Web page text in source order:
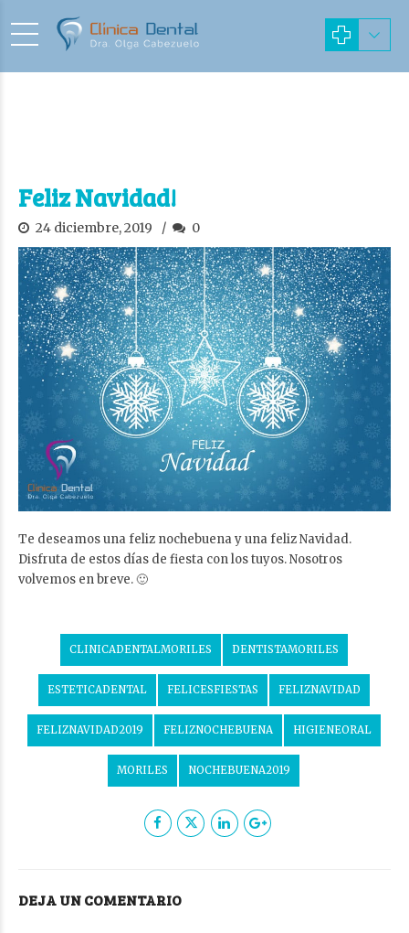
Feliz Navidad!
24 diciembre, 2019 0
Te deseamos una feliz nochebuena y una feliz Navidad.
Disfruta de estos días de fiesta con los tuyos. Nosotros
volvemos en breve. 🙂
CLINICADENTALMORILES DENTISTAMORILES
ESTETICADENTAL FELICESFIESTAS FELIZNAVIDAD
FELIZNAVIDAD2019 FELIZNOCHEBUENA HIGIENEORAL
MORILES NOCHEBUENA2019
DEJA UN COMENTARIO